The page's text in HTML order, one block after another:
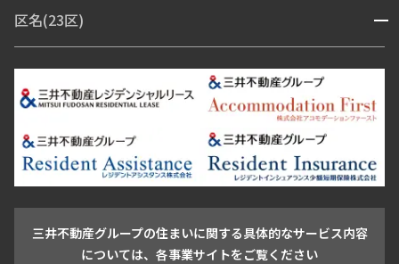
青山・表参道・原宿
市ヶ谷・神楽坂・飯田橋
三田・芝・浜松町
芝浦・汐留・品川
月島・勝どき・豊洲
本郷・春日・小石川
目白・高田馬場・早稲田
池尻大橋・三軒茶屋
祐天寺・学芸大学・自由が丘
駒沢・用賀・二子玉川
成城・砧
池袋・板橋・王子
青山 渋谷 東京・大手町 新宿 品川
目黒・中目黒
区名(23区) 開閉
江東区 台東区 墨田区
中野区
豊島区
杉並区 板橋区 練馬区 荒川区
足立区
葛飾区
江戸川区
三井不動産グループの住まいに関する具体的なサービス内容
については、各事業サイトをご覧ください